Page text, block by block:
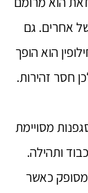
אחרים. גם
הוא הופך
חסר זהירות.
מסויימת
ותהילה.
כאשר